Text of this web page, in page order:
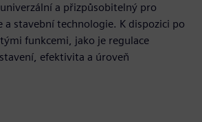
univerzální a přizpůsobitelný pro
a stavební technologie. K dispozici po
funkcemi, jako je regulace
efektivita a úroveň